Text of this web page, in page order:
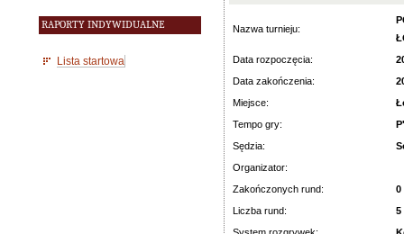
RAPORTY INDYWIDUALNE
Lista startowa
Nazwa turnieju:
Data rozpoczęcia:
Data zakończenia:
Miejsce:
Tempo gry:
Sędzia:
Organizator:
Zakończonych rund:
0
Liczba rund:
5